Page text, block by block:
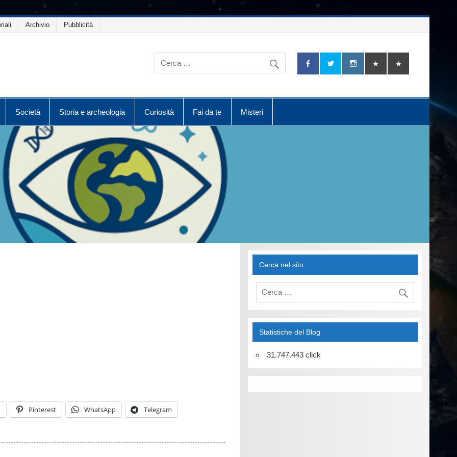
Archivio Pubblicità
Società Storia e archeologia Curiosità Fai da te Misteri
Pinterest WhatsApp Telegram
Cerca nel sito
Statistiche del Blog
31.747.443 click